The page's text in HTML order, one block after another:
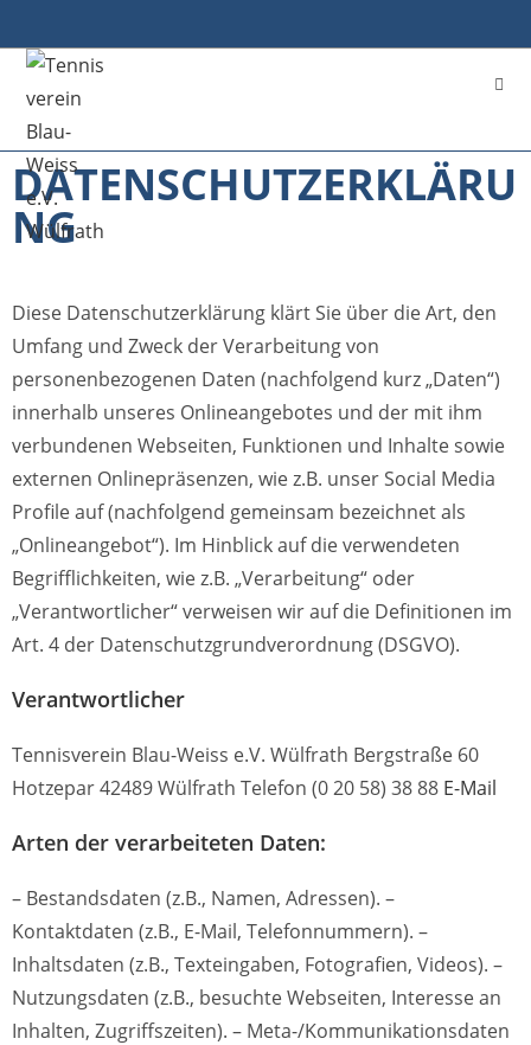
DATENSCHUTZERKLÄRU
NG
Diese Datenschutzerklärung klärt Sie über die Art, den
Umfang und Zweck der Verarbeitung von
personenbezogenen Daten (nachfolgend kurz „Daten“)
innerhalb unseres Onlineangebotes und der mit ihm
verbundenen Webseiten, Funktionen und Inhalte sowie
externen Onlinepräsenzen, wie z.B. unser Social Media
Profile auf (nachfolgend gemeinsam bezeichnet als
„Onlineangebot“). Im Hinblick auf die verwendeten
Begrifflichkeiten, wie z.B. „Verarbeitung“ oder
„Verantwortlicher“ verweisen wir auf die Definitionen im
Art. 4 der Datenschutzgrundverordnung (DSGVO).
Verantwortlicher
Tennisverein Blau-Weiss e.V. Wülfrath Bergstraße 60
Hotzepar 42489 Wülfrath Telefon (0 20 58) 38 88 E-Mail
Arten der verarbeiteten Daten:
– Bestandsdaten (z.B., Namen, Adressen). –
Kontaktdaten (z.B., E-Mail, Telefonnummern). –
Inhaltsdaten (z.B., Texteingaben, Fotografien, Videos). –
Nutzungsdaten (z.B., besuchte Webseiten, Interesse an
Inhalten, Zugriffszeiten). – Meta-/Kommunikationsdaten